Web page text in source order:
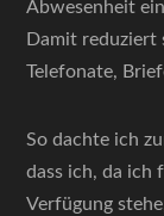
Abwesenheit
Damit reduziert
Telefonate,
So dachte ich
dass ich, da ich
Verfügung